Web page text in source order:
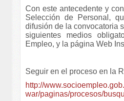
Con este antecedente y
Selección de Personal,
difusión de la convocatoria
siguientes medios
Empleo, y la página Web
Seguir en el proceso en la
http://
war/paginas/procesos/